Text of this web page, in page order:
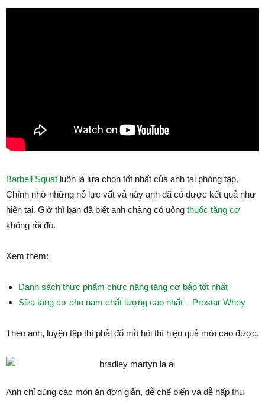
Barbell Squat luôn là lựa chọn tốt nhất của anh tại phòng tập.
Chính nhờ những nỗ lực vất vả này anh đã có được kết quả như
hiện tại. Giờ thì bạn đã biết anh chàng có uống thuốc tăng cơ
không rồi đó.
Xem thêm:
Danh sách thực phẩm chức năng tăng cơ bắp tốt nhất
Sữa tăng cơ cho nam chất lượng cao nhất – Prostar Whey
Theo anh, luyện tập thì phải đổ mồ hôi thì hiệu quả mới cao được.
Anh chỉ dùng các món ăn đơn giản, dễ chế biến và dễ hấp thụ